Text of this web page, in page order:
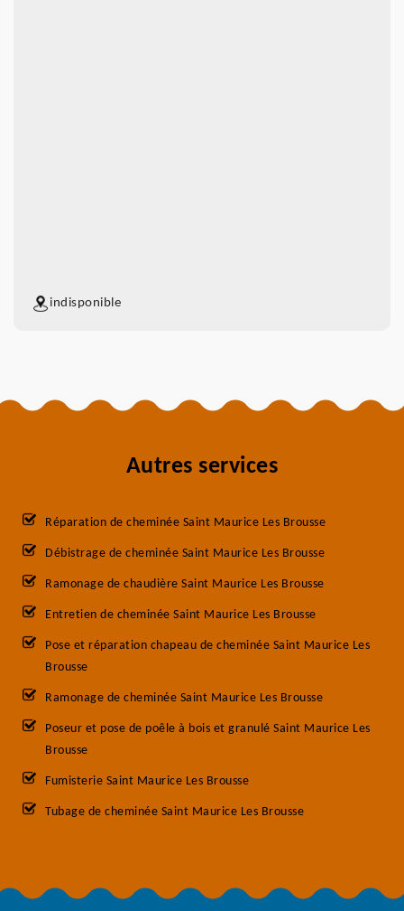
indisponible
Autres services
Réparation de cheminée Saint Maurice Les Brousse
Débistrage de cheminée Saint Maurice Les Brousse
Ramonage de chaudière Saint Maurice Les Brousse
Entretien de cheminée Saint Maurice Les Brousse
Pose et réparation chapeau de cheminée Saint Maurice Les
Brousse
Ramonage de cheminée Saint Maurice Les Brousse
Poseur et pose de poêle à bois et granulé Saint Maurice Les
Brousse
Fumisterie Saint Maurice Les Brousse
Tubage de cheminée Saint Maurice Les Brousse